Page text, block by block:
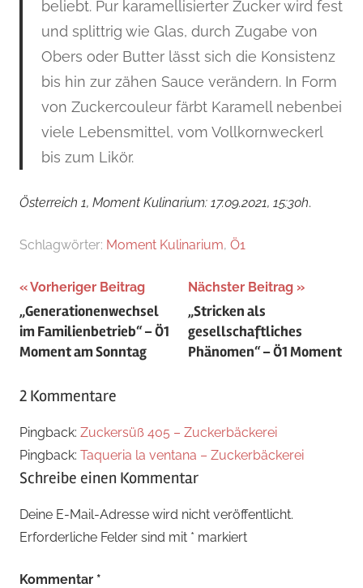
beliebt. Pur karamellisierter Zucker wird fest
und splittrig wie Glas, durch Zugabe von
Obers oder Butter lässt sich die Konsistenz
bis hin zur zähen Sauce verändern. In Form
von Zuckercouleur färbt Karamell nebenbei
viele Lebensmittel, vom Vollkornweckerl
bis zum Likör.
Österreich 1, Moment Kulinarium: 17.09.2021, 15:30h.
Schlagwörter: Moment Kulinarium, Ö1
Beitragsnavigation
Vorheriger Beitrag
„Generationenwechsel
im Familienbetrieb“ – Ö1
Moment am Sonntag
Nächster Beitrag
„Stricken als
gesellschaftliches
Phänomen“ – Ö1 Moment
2 Kommentare
Pingback: Zuckersüß 405 – Zuckerbäckerei
Pingback: Taqueria la ventana – Zuckerbäckerei
Schreibe einen Kommentar
Deine E-Mail-Adresse wird nicht veröffentlicht.
Erforderliche Felder sind mit * markiert
Kommentar *